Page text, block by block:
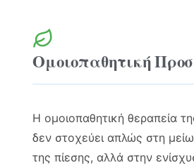
Ομοιοπαθητική
Η ομοιοπαθητική θεραπεία
δεν στοχεύει απλώς στη
της πίεσης, αλλά στην